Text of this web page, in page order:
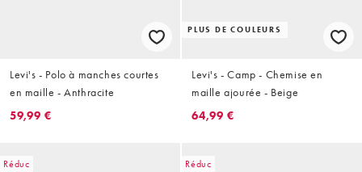
Levi's - Polo à manches courtes
en maille - Anthracite
59,99 €
PLUS DE COULEURS
Levi's - Camp - Chemise en
maille ajourée - Beige
64,99 €
Réduc Réduc